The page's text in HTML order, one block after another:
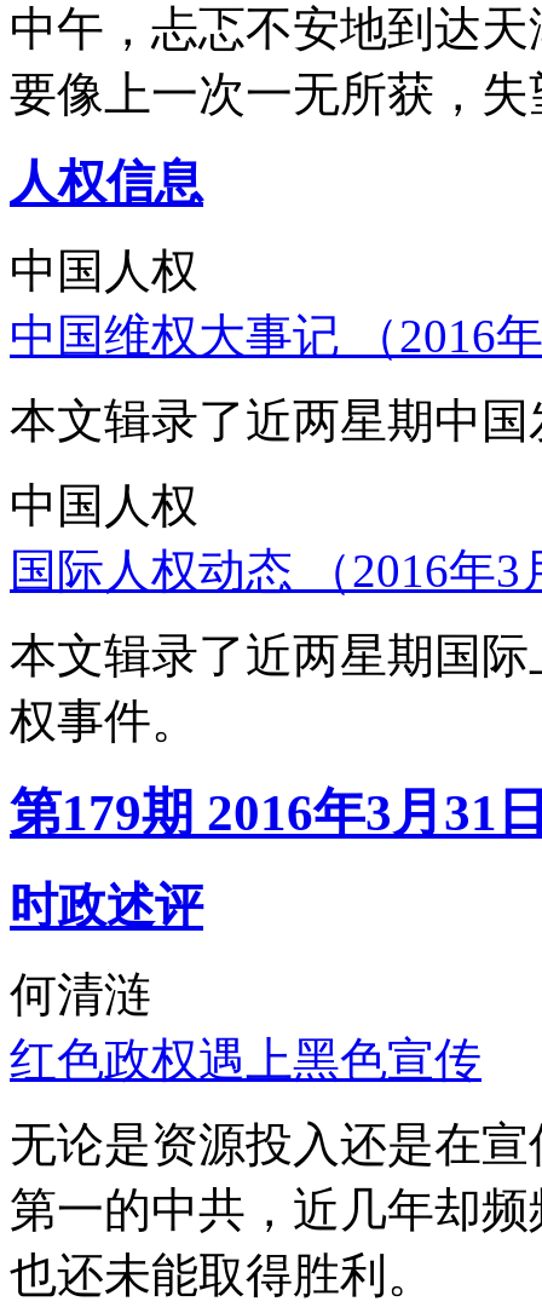
中午，忐忑不安地到达
要像上一次一无所获，
人权信息
中国人权
中国维权大事记 （2016
本文辑录了近两星期中
中国人权
国际人权动态 （2016年
本文辑录了近两星期国
权事件。
第179期 2016年3月31
时政述评
何清涟
红色政权遇上黑色宣传
无论是资源投入还是在
第一的中共，近几年却
也还未能取得胜利。